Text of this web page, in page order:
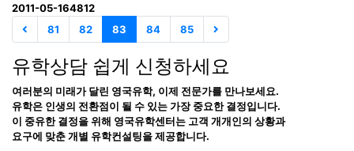
2011-05-164812
81
82 83 84 85
유학상담 쉽게 신청하세요
여러분의 미래가 달린 영국유학, 이제 전문가를 만나보세요.
유학은 인생의 전환점이 될 수 있는 가장 중요한 결정입니다.
이 중유한 결정을 위해 영국유학센터는 고객 개개인의 상황과
요구에 맞춘 개별 유학컨설팅을 제공합니다.